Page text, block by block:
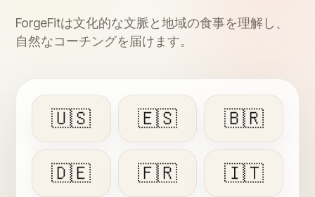
ForgeFitは文化的な文脈と地域の食事を理解し、
自然なコーチングを届けます。
🇺🇸 🇪🇸 🇧🇷
🇩🇪 🇫🇷 🇮🇹